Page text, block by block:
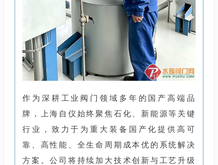
作为深耕工业阀门领域多年的国产高端品
牌，上海自仪始终聚焦石化、新能源等关键
行业，致力于为重大装备国产化提供高可
靠、高性能、全生命周期成本优的系统解决
方案。公司将持续加大技术创新与工艺升级